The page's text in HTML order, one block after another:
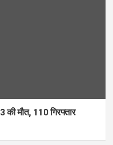
मौत, 110 गिरफ्तार